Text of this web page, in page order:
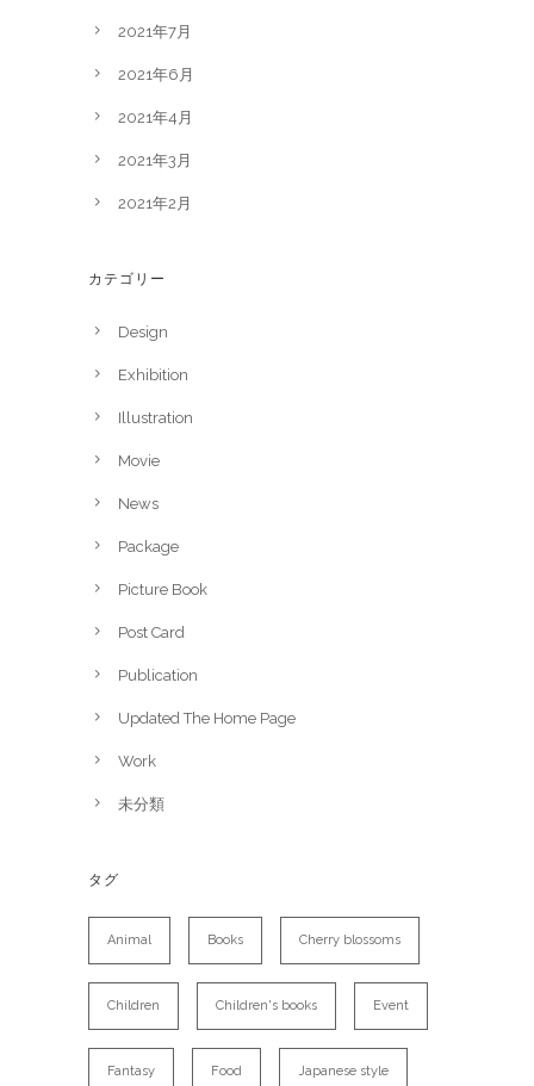
2021年7月
2021年6月
2021年4月
2021年3月
2021年2月
カテゴリー
Design
Exhibition
Illustration
Movie
News
Package
Picture Book
Post Card
Publication
Updated The Home Page
Work
未分類
タグ
Animal Books Cherry blossoms
Children Children's books Event
Fantasy Food Japanese style